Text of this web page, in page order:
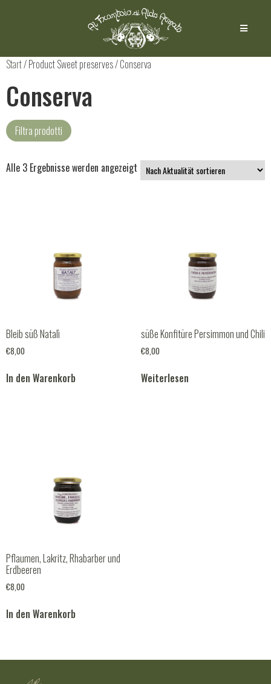
Start/ Product Sweet preserves / Conserva
Conserva
Filtra prodotti
Süßen Konserven(3)
Alle 3 Ergebnisse werden angezeigt
Bleib süß Natalì
€8,00
In den Warenkorb
süße Konfitüre Persimmon und Chili
€8,00
Weiterlesen
Pflaumen, Lakritz, Rhabarber und
Erdbeeren
€8,00
In den Warenkorb